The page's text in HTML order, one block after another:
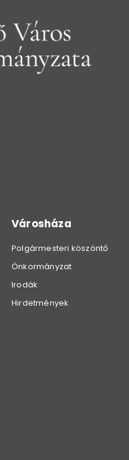
Városháza
Polgármesteri köszöntő
Önkormányzat
Irodák
Hirdetmények